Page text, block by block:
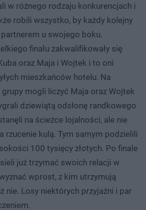
w różnego rodzaju konkurencjach i
robili wszystko, by każdy kolejny
u swojego boku.
finału zakwalifikowały się
oraz Maja i Wojtek i to oni
mieszkańców hotelu. Na
mogli liczyć Maja oraz Wojtek
dziewiątą odsłonę randkowego
na ścieżce lojalności, ale nie
rzucenie kulą. Tym samym podzielili
100 tysięcy złotych. Po finale
już trzymać swoich relacji w
wprost, z kim utrzymują
nie. Losy niektórych przyjaźni i par